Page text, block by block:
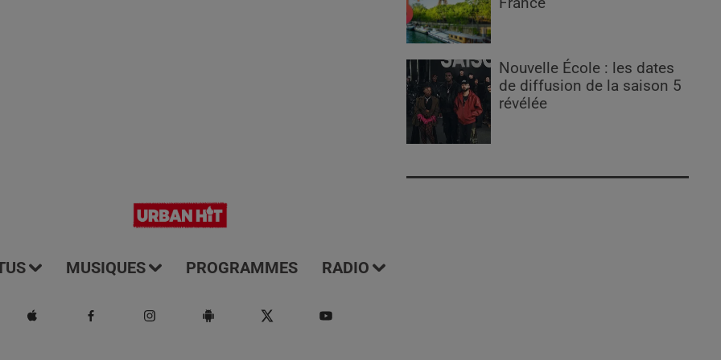
Nouvelle École : les dates
de diffusion de la saison 5
révélée
MUSIQUES PROGRAMMES RADIO